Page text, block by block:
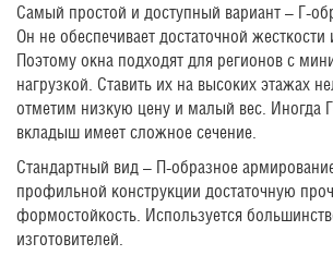
Самый простой и доступный вариант – Г-
Он не обеспечивает достаточной жесткости
Поэтому окна подходят для регионов с
нагрузкой. Ставить их на высоких этажах
отметим низкую цену и малый вес. Иногда
вкладыш имеет сложное сечение.
Стандартный вид – П-образное
профильной конструкции достаточную
формостойкость. Используется
изготовителей.